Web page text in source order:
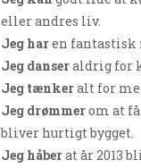
eller andres liv.
Jeg haren fantastisk
Jeg danseraldrig for
Jeg tænkeralt for
Jeg drømmerom at
bliver hurtigt bygget.
Jeg håberat år 2013